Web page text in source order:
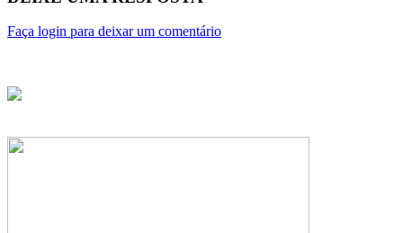
Faça login para deixar um comentário